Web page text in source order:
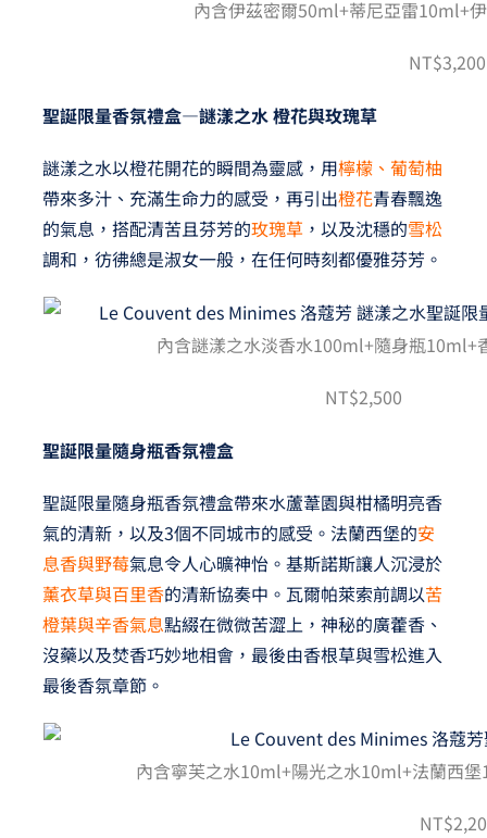
內含伊茲密爾50ml+蒂尼亞雷10ml+
NT$3,200
聖誕限量香氛禮盒—謎漾之水 橙花與玫瑰草
謎漾之水以橙花開花的瞬間為靈感，用檸檬、葡萄柚
帶來多汁、充滿生命力的感受，再引出橙花青春飄逸
的氣息，搭配清苦且芬芳的玫瑰草，以及沈穩的雪松
調和，彷彿總是淑女一般，在任何時刻都優雅芬芳。
內含謎漾之水淡香水100ml+隨身瓶10ml+
NT$2,500
聖誕限量隨身瓶香氛禮盒
聖誕限量隨身瓶香氛禮盒帶來水蘆葦園與柑橘明亮香
氣的清新，以及3個不同城市的感受。法蘭西堡的安
息香與野莓氣息令人心曠神怡。基斯諾斯讓人沉浸於
薰衣草與百里香的清新協奏中。瓦爾帕萊索前調以苦
橙葉與辛香氣息點綴在微微苦澀上，神秘的廣藿香、
沒藥以及焚香巧妙地相會，最後由香根草與雪松進入
最後香氛章節。
內含寧芙之水10ml+陽光之水10ml+法蘭西